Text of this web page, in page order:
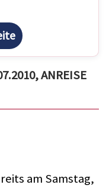
ANREISE
am Samstag,